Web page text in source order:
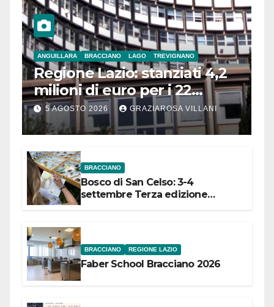
ANGUILLARA BRACCIANO LAGO TREVIGNANO
Regione Lazio: stanziati 4,2
milioni di euro per i 22
Comuni dell’Etruria
Meridionale
5 AGOSTO 2026 GRAZIAROSA VILLANI
BRACCIANO
Bosco di San Celso: 3-4
settembre Terza edizione
BRACCIANO REGIONE LAZIO
Faber School Bracciano 2026